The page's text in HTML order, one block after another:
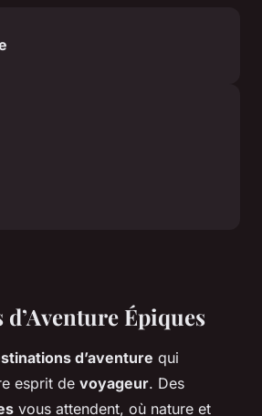
Épiques
d’aventure qui
esprit de voyageur. Des
vous attendent, où nature et